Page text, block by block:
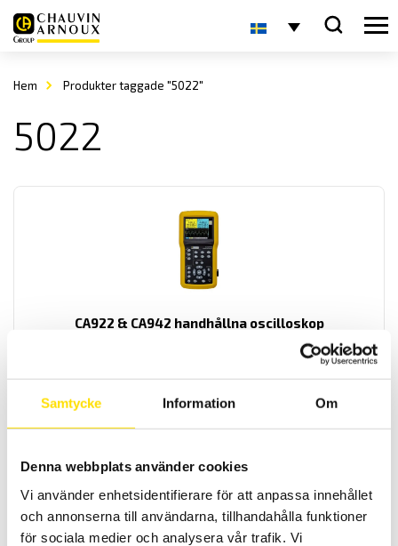
Samtycke Information Om
Denna webbplats använder cookies
Vi använder enhetsidentifierare för att anpassa innehållet
och annonserna till användarna, tillhandahålla funktioner
för sociala medier och analysera vår trafik. Vi
Hem Produkter taggade "5022"
5022
CA922 & CA942 handhållna oscilloskop
Handhållen oscilloskop-serie från Chauvin-Arnoux med svenska
menyer samt galvaniskt isolerade ingångar. Med 20- eller 40MHz
16,950.00kr 18,590.00krPrisintervall: